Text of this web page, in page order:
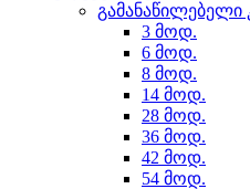
გამანაწილებელი
3 მოდ.
6 მოდ.
8 მოდ.
14 მოდ.
28 მოდ.
36 მოდ.
42 მოდ.
54 მოდ.